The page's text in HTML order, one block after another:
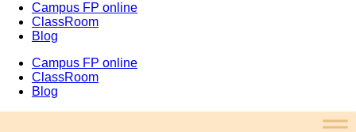
Campus FP online
ClassRoom
Blog
Campus FP online
ClassRoom
Blog